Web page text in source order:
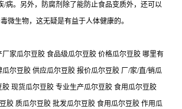
/病。另外，防腐剂除了能防止食品变质外，还可以
微生物，这无疑是有益于人体健康的。
家瓜尔豆胶 食品级瓜尔豆胶 价格瓜尔豆胶 哪里有
尔豆胶 供应瓜尔豆胶 报价瓜尔豆胶 厂/家/直/销瓜
现货瓜尔豆胶 专业生产瓜尔豆胶 食用瓜尔豆胶
胶 质瓜尔豆胶 批发瓜尔豆胶 食用瓜尔豆胶 作用瓜